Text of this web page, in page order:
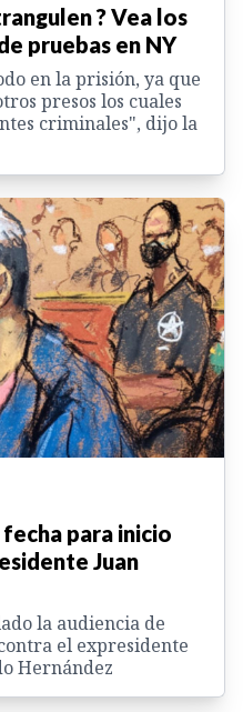
? Vea los
pruebas en NY
en la prisión, ya que
presos los cuales
criminales", dijo la
para inicio
Juan
la audiencia de
el expresidente
Hernández